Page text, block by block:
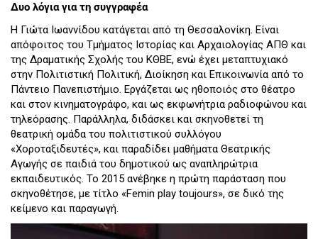
Δυο λόγια για τη συγγραφέα
Η Γιώτα Ιωαννίδου κατάγεται από τη Θεσσαλονίκη. Είναι
απόφοιτος του Τμήματος Ιστορίας και Αρχαιολογίας ΑΠΘ και
της Δραματικής Σχολής του ΚΘΒΕ, ενώ έχει μεταπτυχιακό
στην Πολιτιστική Πολιτική, Διοίκηση και Επικοινωνία από το
Πάντειο Πανεπιστήμιο. Εργάζεται ως ηθοποιός στο θέατρο
και στον κινηματογράφο, και ως εκφωνήτρια ραδιοφώνου και
τηλεόρασης. Παράλληλα, διδάσκει και σκηνοθετεί τη
θεατρική ομάδα του πολιτιστικού συλλόγου
«Χοροταξιδευτές», και παραδίδει μαθήματα Θεατρικής
Αγωγής σε παιδιά του δημοτικού ως αναπληρώτρια
εκπαιδευτικός. Το 2015 ανέβηκε η πρώτη παράσταση που
σκηνοθέτησε, με τίτλο «Femin play toujours», σε δικό της
κείμενο και παραγωγή.